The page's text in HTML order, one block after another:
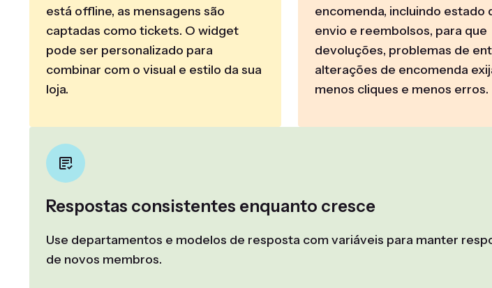
está offline, as mensagens são
captadas como tickets. O widget
pode ser personalizado para
combinar com o visual e estilo da sua
loja.
encomenda, incluindo estado
envio e reembolsos, para que
devoluções, problemas de
alterações de encomenda
menos cliques e menos erros.
Respostas consistentes enquanto cresce
Use departamentos e modelos de resposta com variáveis para manter
de novos membros.